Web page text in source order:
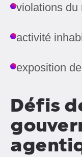
violations du
activité
exposition
Défis